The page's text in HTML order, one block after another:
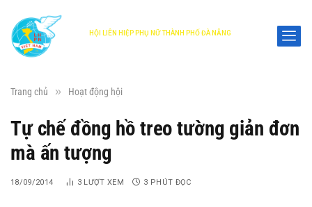
HỘI LIÊN HIỆP PHỤ NỮ THÀNH PHỐ ĐÀ NẴNG
Trang chủ » Hoạt động hội
Tự chế đồng hồ treo tường giản đơn
mà ấn tượng
18/09/2014 3 LƯỢT XEM 3 PHÚT ĐỌC